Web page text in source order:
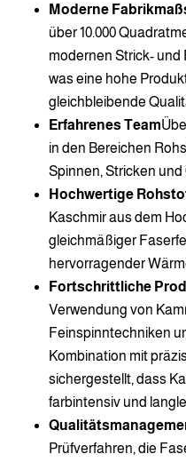
Moderne
über 10.000
modernen Strick-
was eine hohe
gleichbleibende
Erfahrenes Team
in den Bereichen
Spinnen, Stricken
Hochwertige
Kaschmir aus dem
gleichmäßiger
hervorragender
Fortschrittliche
Verwendung von
Feinspinntechniken
Kombination mit
sichergestellt, dass
farbintensiv und
Prüfverfahren, die